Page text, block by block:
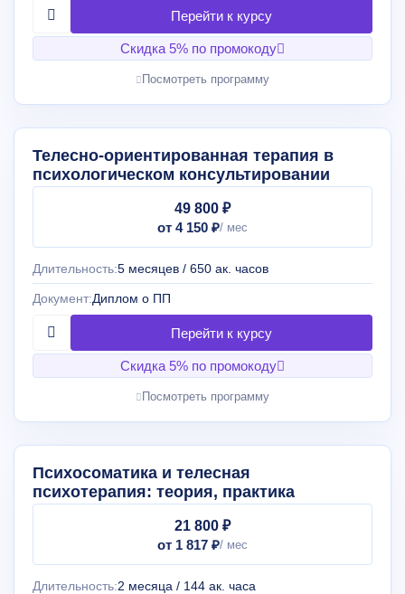
Скидка 5% по промокоду
Посмотреть программу
Телесно-ориентированная терапия в
психологическом консультировании
49 800 ₽
от 4 150 ₽
Длительность:5 месяцев / 650 ак. часов
Документ:Диплом о ПП
Скидка 5% по промокоду
Посмотреть программу
Психосоматика и телесная
психотерапия: теория, практика
21 800 ₽
от 1 817 ₽
Длительность:2 месяца / 144 ак. часа